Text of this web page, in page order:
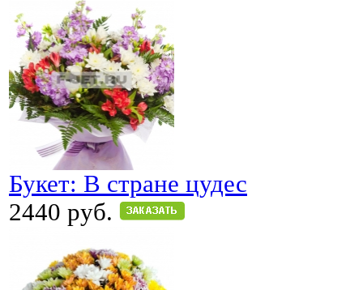
Букет: В стране цудес
2440 руб.